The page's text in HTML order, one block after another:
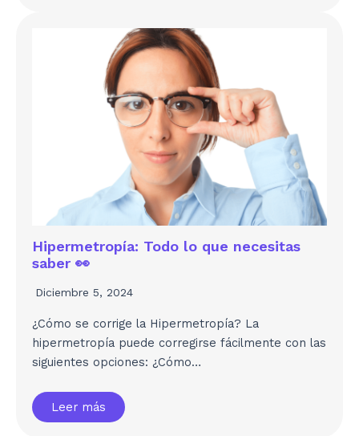
Hipermetropía: Todo lo que necesitas
saber 👀
Diciembre 5, 2024
¿Cómo se corrige la Hipermetropía? La
hipermetropía puede corregirse fácilmente con las
siguientes opciones: ¿Cómo…
Leer más